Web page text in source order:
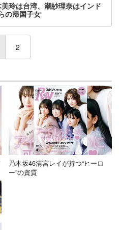
玲は台湾、潮紗理奈はインド
の帰国子女
(current)
2
乃木坂46清宮レイが持つ“ヒーロ
ー”の資質